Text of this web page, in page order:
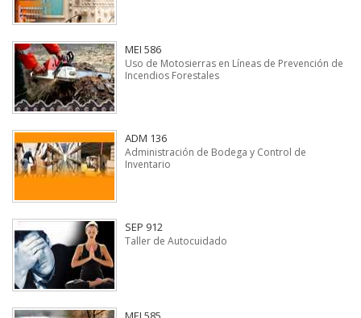
MEI 586
Uso de Motosierras en Líneas de Prevención de
Incendios Forestales
ADM 136
Administración de Bodega y Control de
Inventario
SEP 912
Taller de Autocuidado